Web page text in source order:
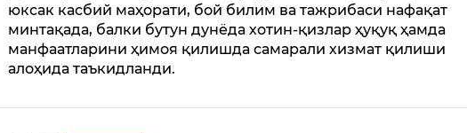
юксак касбий маҳорати, бой билим ва тажрибаси нафақат
минтақада, балки бутун дунёда хотин-қизлар ҳуқуқ ҳамда
манфаатларини ҳимоя қилишда самарали хизмат қилиши
алоҳида таъкидланди.